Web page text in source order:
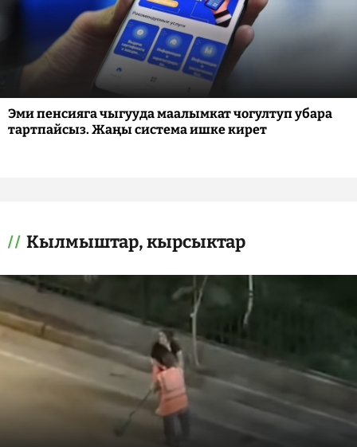
Эми пенсияга чыгууда маалымкат чогултуп убара
тартпайсыз. Жаңы система ишке кирет
Кылмыштар, кырсыктар